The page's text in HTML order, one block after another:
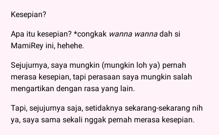
Kesepian?
Apa itu kesepian? *congkak wanna wanna dah si
MamiRey ini, hehehe.
Sejujurnya, saya mungkin (mungkin loh ya) pernah
merasa kesepian, tapi perasaan saya mungkin salah
mengartikan dengan rasa yang lain.
Tapi, sejujurnya saja, setidaknya sekarang-sekarang nih
ya, saya sama sekali nggak pernah merasa kesepian.